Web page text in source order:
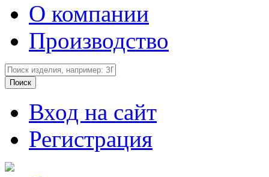
О компании
Производство
Вход на сайт
Регистрация